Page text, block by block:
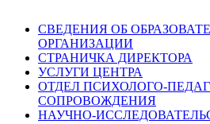
СВЕДЕНИЯ ОБ
ОРГАНИЗАЦИИ
СТРАНИЧКА ДИРЕКТОРА
УСЛУГИ ЦЕНТРА
ОТДЕЛ ПСИХОЛОГО-
СОПРОВОЖДЕНИЯ
НАУЧНО-